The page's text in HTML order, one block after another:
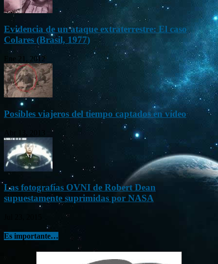
Evidencia de un ataque extraterrestre: El caso
Colares (Brasil, 1977)
Ene 21, 2012
Posibles viajeros del tiempo captados en vídeo
Las fotografías OVNI de Robert Dean
supuestamente suprimidas por NASA
Es importante…